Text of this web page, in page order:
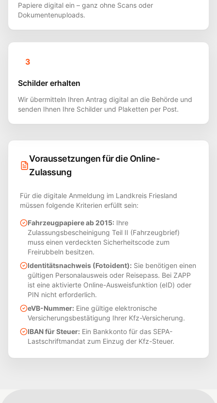
Papiere digital ein – ganz ohne Scans oder
Dokumentenuploads.
3
Schilder erhalten
Wir übermitteln Ihren Antrag digital an die Behörde und
senden Ihnen Ihre Schilder und Plaketten per Post.
Voraussetzungen für die Online-
Zulassung
Für die digitale Anmeldung im Landkreis Friesland
müssen folgende Kriterien erfüllt sein:
Fahrzeugpapiere ab 2015: Ihre
Zulassungsbescheinigung Teil II (Fahrzeugbrief)
muss einen verdeckten Sicherheitscode zum
Freirubbeln besitzen.
Identitätsnachweis (Fotoident): Sie benötigen einen
gültigen Personalausweis oder Reisepass. Bei ZAPP
ist eine aktivierte Online-Ausweisfunktion (eID) oder
PIN nicht erforderlich.
eVB-Nummer: Eine gültige elektronische
Versicherungsbestätigung Ihrer Kfz-Versicherung.
IBAN für Steuer: Ein Bankkonto für das SEPA-
Lastschriftmandat zum Einzug der Kfz-Steuer.